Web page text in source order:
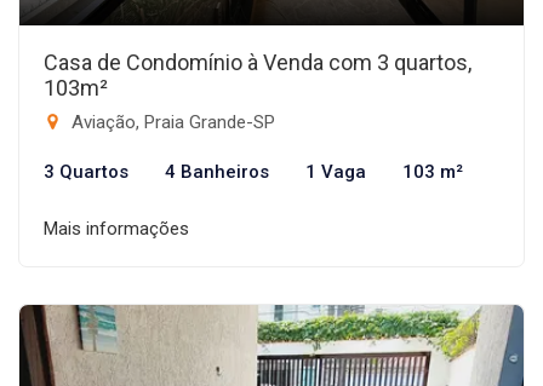
Casa de Condomínio à Venda com 3 quartos,
103m²
Aviação, Praia Grande-SP
3 Quartos 4 Banheiros 1 Vaga 103 m²
Mais informações